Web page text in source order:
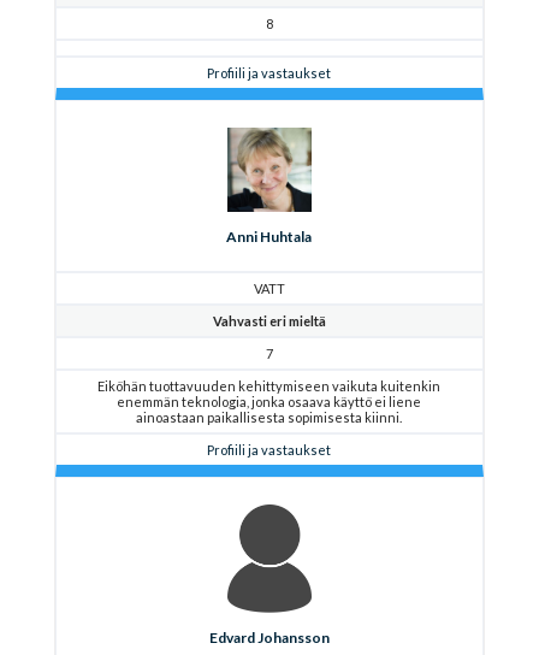
8
Profiili ja vastaukset
Anni Huhtala
VATT
Vahvasti eri mieltä
7
Eiköhän tuottavuuden kehittymiseen vaikuta kuitenkin
enemmän teknologia, jonka osaava käyttö ei liene
ainoastaan paikallisesta sopimisesta kiinni.
Profiili ja vastaukset
Edvard Johansson